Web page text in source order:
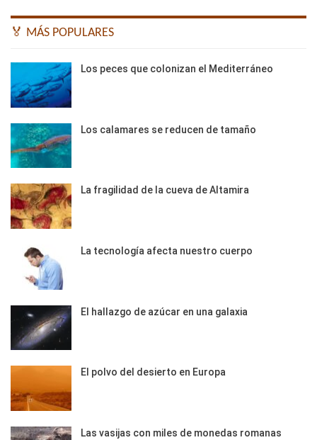
🏅 MÁS POPULARES
Los peces que colonizan el Mediterráneo
Los calamares se reducen de tamaño
La fragilidad de la cueva de Altamira
La tecnología afecta nuestro cuerpo
El hallazgo de azúcar en una galaxia
El polvo del desierto en Europa
Las vasijas con miles de monedas romanas